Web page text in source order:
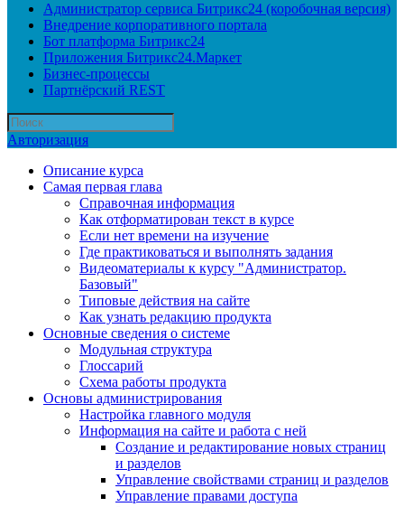
Администратор сервиса Битрикс24 (коробочная версия)
Внедрение корпоративного портала
Бот платформа Битрикс24
Приложения Битрикс24.Маркет
Бизнес-процессы
Партнёрский REST
Авторизация
Описание курса
Самая первая глава
Справочная информация
Как отформатирован текст в курсе
Если нет времени на изучение
Где практиковаться и выполнять задания
Видеоматериалы к курсу "Администратор.
Базовый"
Типовые действия на сайте
Как узнать редакцию продукта
Основные сведения о системе
Модульная структура
Глоссарий
Схема работы продукта
Основы администрирования
Настройка главного модуля
Информация на сайте и работа с ней
Создание и редактирование новых страниц
и разделов
Управление свойствами страниц и разделов
Управление правами доступа